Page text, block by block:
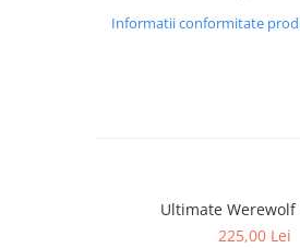
TOATE JOCURILEInformatii conformitate
Ultimate Werewolf
225,00 Lei